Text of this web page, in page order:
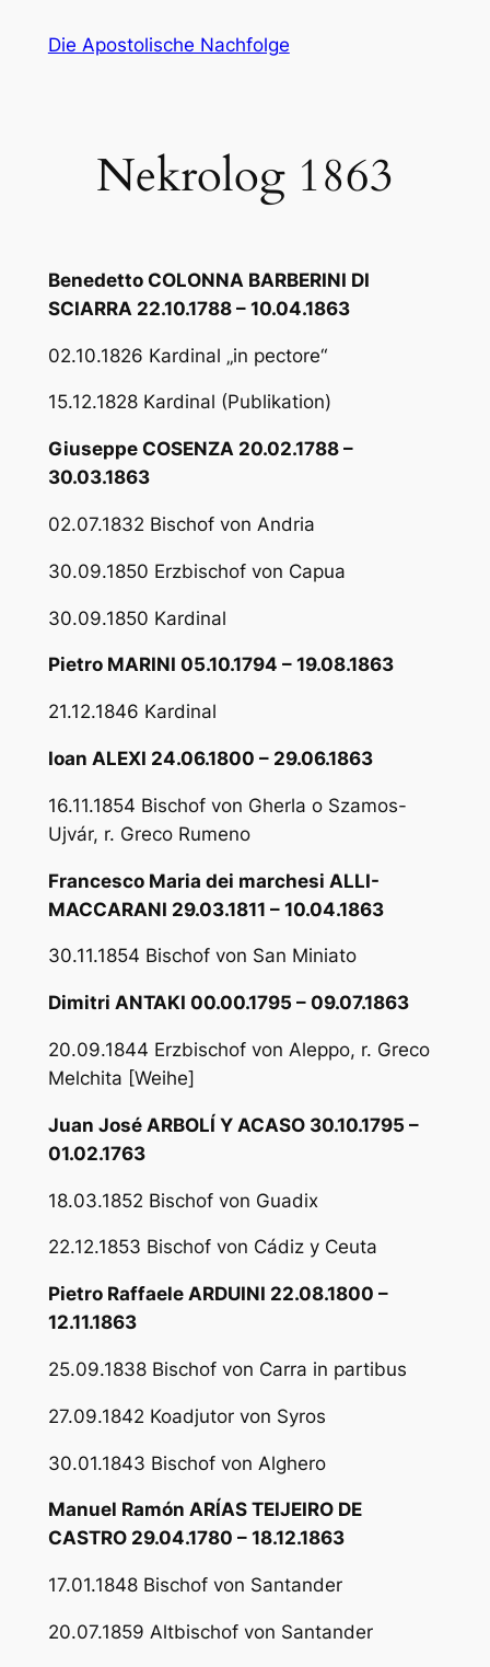
InhaltDie Apostolische Nachfolge
Nekrolog 1863
Benedetto COLONNA BARBERINI DI
SCIARRA 22.10.1788 – 10.04.1863
02.10.1826 Kardinal „in pectore“
15.12.1828 Kardinal (Publikation)
Giuseppe COSENZA 20.02.1788 –
30.03.1863
02.07.1832 Bischof von Andria
30.09.1850 Erzbischof von Capua
30.09.1850 Kardinal
Pietro MARINI 05.10.1794 – 19.08.1863
21.12.1846 Kardinal
Ioan ALEXI 24.06.1800 – 29.06.1863
16.11.1854 Bischof von Gherla o Szamos-
Ujvár, r. Greco Rumeno
Francesco Maria dei marchesi ALLI-
MACCARANI 29.03.1811 – 10.04.1863
30.11.1854 Bischof von San Miniato
Dimitri ANTAKI 00.00.1795 – 09.07.1863
20.09.1844 Erzbischof von Aleppo, r. Greco
Melchita [Weihe]
Juan José ARBOLÍ Y ACASO 30.10.1795 –
01.02.1763
18.03.1852 Bischof von Guadix
22.12.1853 Bischof von Cádiz y Ceuta
Pietro Raffaele ARDUINI 22.08.1800 –
12.11.1863
25.09.1838 Bischof von Carra in partibus
27.09.1842 Koadjutor von Syros
30.01.1843 Bischof von Alghero
Manuel Ramón ARÍAS TEIJEIRO DE
CASTRO 29.04.1780 – 18.12.1863
17.01.1848 Bischof von Santander
20.07.1859 Altbischof von Santander